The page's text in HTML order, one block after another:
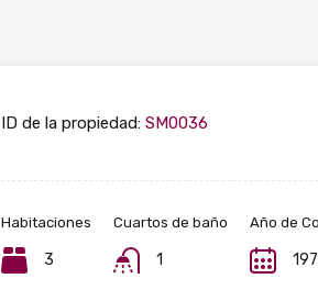
ID de la propiedad: SM0036
Habitaciones
3
Cuartos de baño
1
Año de